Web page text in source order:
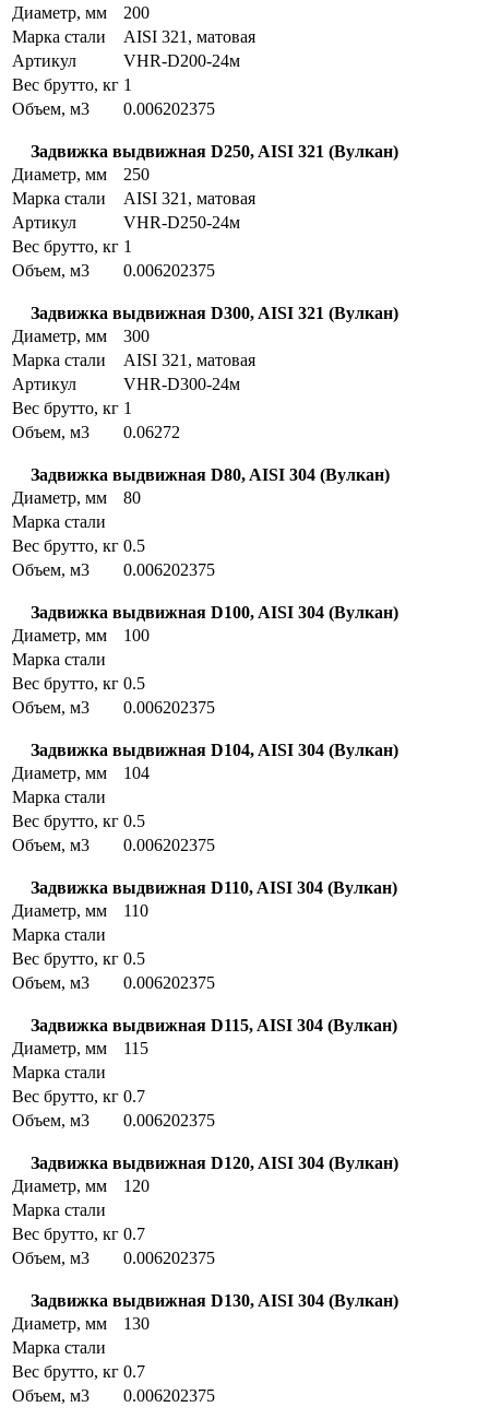
Диаметр, мм
200
Марка стали
AISI 321, матовая
Артикул
VHR-D200-24м
Вес брутто, кг 1
Объем, м3
0.006202375
Задвижка выдвижная D250, AISI 321 (Вулкан)
Диаметр, мм
250
Марка стали
AISI 321, матовая
Артикул
VHR-D250-24м
Вес брутто, кг 1
Объем, м3
0.006202375
Задвижка выдвижная D300, AISI 321 (Вулкан)
Диаметр, мм
300
Марка стали
AISI 321, матовая
Артикул
VHR-D300-24м
Вес брутто, кг 1
Объем, м3
0.06272
Задвижка выдвижная D80, AISI 304 (Вулкан)
Диаметр, мм
80
Марка стали
Вес брутто, кг 0.5
Объем, м3
0.006202375
Задвижка выдвижная D100, AISI 304 (Вулкан)
Диаметр, мм
100
Марка стали
Вес брутто, кг 0.5
Объем, м3
0.006202375
Задвижка выдвижная D104, AISI 304 (Вулкан)
Диаметр, мм
104
Марка стали
Вес брутто, кг 0.5
Объем, м3
0.006202375
Задвижка выдвижная D110, AISI 304 (Вулкан)
Диаметр, мм
110
Марка стали
Вес брутто, кг 0.5
Объем, м3
0.006202375
Задвижка выдвижная D115, AISI 304 (Вулкан)
Диаметр, мм
115
Марка стали
Вес брутто, кг 0.7
Объем, м3
0.006202375
Задвижка выдвижная D120, AISI 304 (Вулкан)
Диаметр, мм
120
Марка стали
Вес брутто, кг 0.7
Объем, м3
0.006202375
Задвижка выдвижная D130, AISI 304 (Вулкан)
Диаметр, мм
130
Марка стали
Вес брутто, кг 0.7
Объем, м3
0.006202375